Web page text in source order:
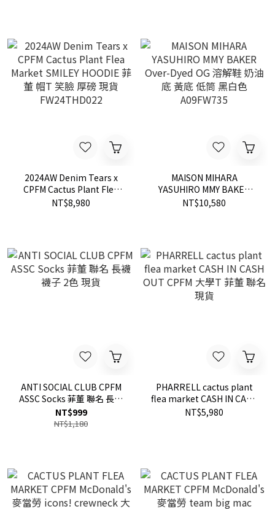
2024AW Denim Tears x
CPFM Cactus Plant Flea
Market SMILEY HOODIE 菲
NT$8,980
MAISON MIHARA
YASUHIRO MMY BAKER
Over-Dyed OG 溶解鞋 奶油
NT$10,580
ANTI SOCIAL CLUB CPFM
ASSC Socks 菲董 聯名 長襪
襪子 2色 現貨
NT$999
NT$1,180
PHARRELL cactus plant
flea market CASH IN CASH
OUT CPFM 大學T 菲董 聯名
NT$5,980